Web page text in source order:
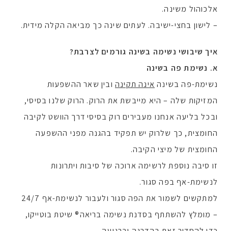
אלכוהול משינה.
– לישון בחצי-ישיבה. לעתים שינה כך מביאה הקלה מידית.
איך שיבושי נשימה בשינה גורמים לצרבת?
א. נשימת פה בשינה
נשימת-פה בשינה אינה תקינה ובין שאר ההשפעות
המזיקות שלה – היא מייבשת את הרוק. הרוק שלנו בסיסי,
ובכל בליעה אנחנו מעבירים רוק בסיסי דרך הוושט לקיבה
החומצית, כך שלרוק יש תפקיד בהגנה מפני ההשפעה
החומצית של מיצי הקיבה.
זו סיבה נוספת לרשימה ארוכה של סיבות ויתרונות
לנשימת-אף בפה סגור.
למתקשים לשמור את הפה סגור ולעבור לנשימת-אף 24/7
– מומלץ להשתתף בסדנת נשימה בריאה® שיטת בוטייקו,